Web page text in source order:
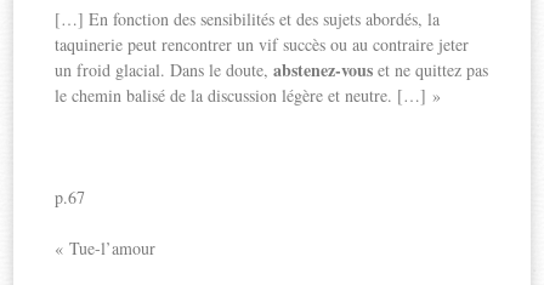
[…] En fonction des sensibilités et des sujets abordés, la
taquinerie peut rencontrer un vif succès ou au contraire jeter
un froid glacial. Dans le doute,abstenez-vous et ne quittez pas
le chemin balisé de la discussion légère et neutre. […] »
p.67
« Tue-l’amour